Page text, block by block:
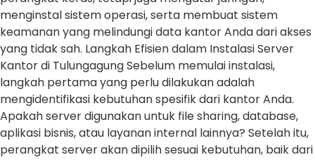
menginstal sistem operasi, serta membuat sistem
keamanan yang melindungi data kantor Anda dari akses
yang tidak sah. Langkah Efisien dalam Instalasi Server
Kantor di Tulungagung Sebelum memulai instalasi,
langkah pertama yang perlu dilakukan adalah
mengidentifikasi kebutuhan spesifik dari kantor Anda.
Apakah server digunakan untuk file sharing, database,
aplikasi bisnis, atau layanan internal lainnya? Setelah itu,
perangkat server akan dipilih sesuai kebutuhan, baik dari